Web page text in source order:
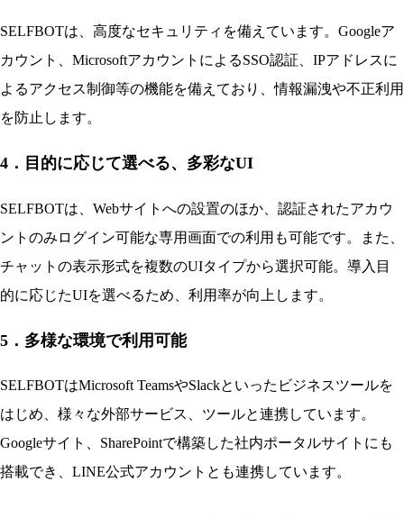
SELFBOTは、高度なセキュリティを備えています。Googleア
カウント、MicrosoftアカウントによるSSO認証、IPアドレスに
よるアクセス制御等の機能を備えており、情報漏洩や不正利用
を防止します。
4．目的に応じて選べる、多彩なUI
SELFBOTは、Webサイトへの設置のほか、認証されたアカウ
ントのみログイン可能な専用画面での利用も可能です。また、
チャットの表示形式を複数のUIタイプから選択可能。導入目
的に応じたUIを選べるため、利用率が向上します。
5．多様な環境で利用可能
SELFBOTはMicrosoft TeamsやSlackといったビジネスツールを
はじめ、様々な外部サービス、ツールと連携しています。
Googleサイト、SharePointで構築した社内ポータルサイトにも
搭載でき、LINE公式アカウントとも連携しています。